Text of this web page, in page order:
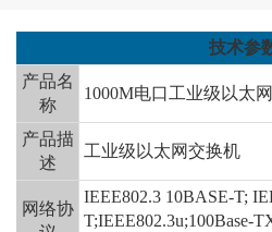
技术参
产品名
称
1000M电口工业级以太
产品描
述
工业级以太网交换机
网络协
IEEE802.3 10BASE-T;
T;IEEE802.3u;100Base-